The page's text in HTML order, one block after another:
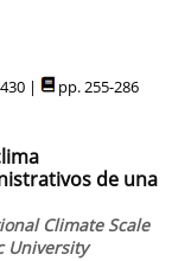
| pp. 255-286
de una
Climate Scale
University